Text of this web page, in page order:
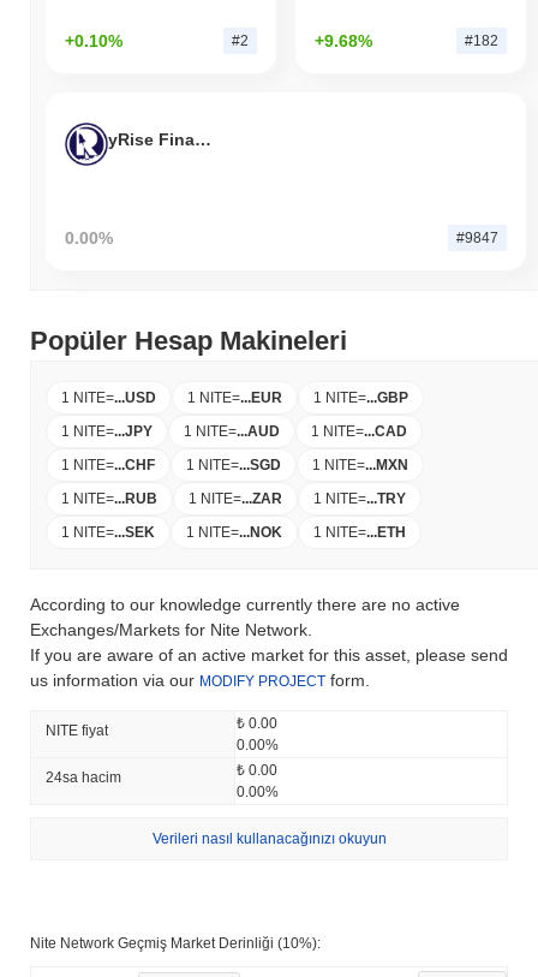
+0.10% #2 +9.68% #182
yRise Finance
0.00% #9847
Popüler Hesap Makineleri
1 NITE=...USD 1 NITE=...EUR 1 NITE=...GBP
1 NITE=...JPY 1 NITE=...AUD 1 NITE=...CAD
1 NITE=...CHF 1 NITE=...SGD 1 NITE=...MXN
1 NITE=...RUB 1 NITE=...ZAR 1 NITE=...TRY
1 NITE=...SEK 1 NITE=...NOK 1 NITE=...ETH
According to our knowledge currently there are no active
Exchanges/Markets for Nite Network.
If you are aware of an active market for this asset, please send
us information via our MODIFY PROJECT form.
NITE fiyat
₺ 0.00
0.00%
24sa hacim
₺ 0.00
0.00%
Verileri nasıl kullanacağınızı okuyun
Nite Network Geçmiş Market Derinliği (10%):